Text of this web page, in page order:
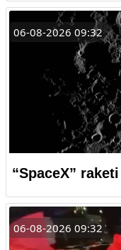
06-08-2026 09:32
“SpaceX” raketi
06-08-2026 09:32